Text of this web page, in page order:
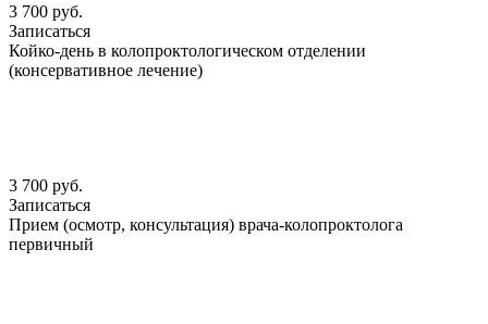
3 700 руб.
Записаться
Койко-день в колопроктологическом отделении
(консервативное лечение)
3 700 руб.
Записаться
Прием (осмотр, консультация) врача-колопроктолога
первичный